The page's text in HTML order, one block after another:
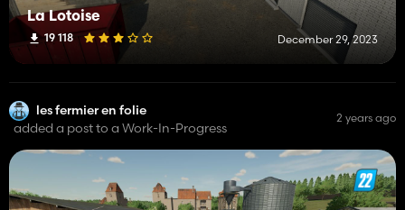
La Lotoise
19 118 December 29, 2023
les fermier en folie
added a post to a Work-In-Progress
2 years ago